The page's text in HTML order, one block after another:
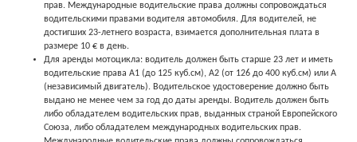
прав. Международные водительские права должны сопровождаться
водительскими правами водителя автомобиля. Для водителей, не
достигших 23-летнего возраста, взимается дополнительная плата в
размере 10 € в день.
Для аренды мотоцикла: водитель должен быть старше 23 лет и иметь
водительские права A1 (до 125 куб.см), A2 (от 126 до 400 куб.см) или A
(независимый двигатель). Водительское удостоверение должно быть
выдано не менее чем за год до даты аренды. Водитель должен быть
либо обладателем водительских прав, выданных страной Европейского
Союза, либо обладателем международных водительских прав.